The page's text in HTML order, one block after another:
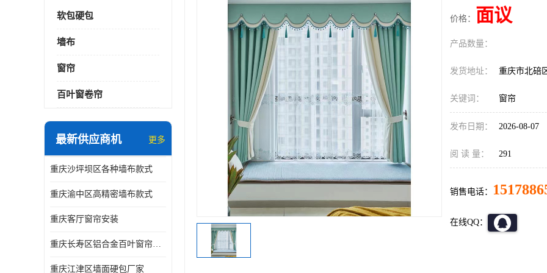
软包硬包
墙布
窗帘
百叶窗卷帘
最新供应商机 更多
重庆沙坪坝区各种墙布款式
重庆渝中区高精密墙布款式
重庆客厅窗帘安装
重庆长寿区铝合金百叶窗帘价格
重庆江津区墙面硬包厂家
价格： 面议
产品数量：
发货地址： 重庆市北碚
关键词： 窗帘
发布日期： 2026-08-07
阅 读 量： 291
销售电话：
在线QQ：